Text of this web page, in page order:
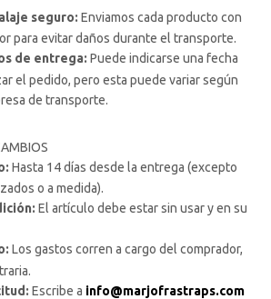
seguro: Enviamos cada producto con
para evitar daños durante el transporte.
de entrega: Puede indicarse una fecha
el pedido, pero esta puede variar según
de transporte.
Hasta 14 días desde la entrega (excepto
o a medida).
El artículo debe estar sin usar y en su
Los gastos corren a cargo del comprador,
Escribe a info@marjofrastraps.com